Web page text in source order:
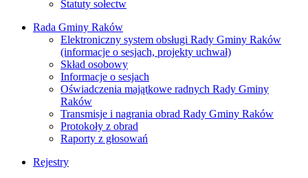
Statuty sołectw
Rada Gminy Raków
Elektroniczny system obsługi Rady Gminy Raków
(informacje o sesjach, projekty uchwał)
Skład osobowy
Informacje o sesjach
Oświadczenia majątkowe radnych Rady Gminy
Raków
Transmisje i nagrania obrad Rady Gminy Raków
Protokoły z obrad
Raporty z głosowań
Rejestry